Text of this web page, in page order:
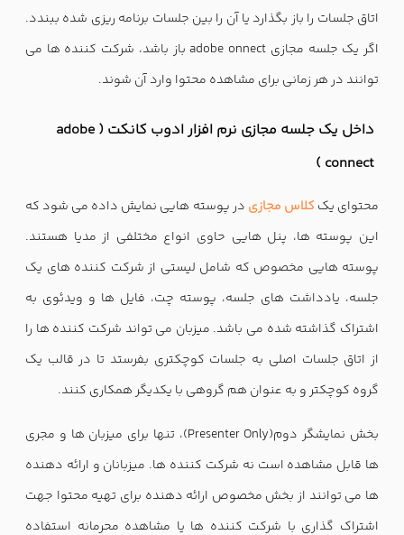
اتاق جلسات را باز بگذارد یا آن را بین جلسات برنامه ریزی شده ببندد.
اگر یک جلسه مجازی adobe onnect باز باشد، شرکت کننده ها می
توانند در هر زمانی برای مشاهده محتوا وارد آن شوند.
داخل یک جلسه مجازی نرم افزار ادوب کانکت ( adobe
connect )
محتوای یک کلاس مجازی در پوسته هایی نمایش داده می شود که
این پوسته ها، پنل هایی حاوی انواع مختلفی از مدیا هستند.
پوسته هایی مخصوص که شامل لیستی از شرکت کننده های یک
جلسه، یادداشت های جلسه، پوسته چت، فایل ها و ویدئوی به
اشتراک گذاشته شده می باشد. میزبان می تواند شرکت کننده ها را
از اتاق جلسات اصلی به جلسات کوچکتری بفرستد تا در قالب یک
گروه کوچکتر و به عنوان هم گروهی با یکدیگر همکاری کنند.
بخش نمایشگر دوم(Presenter Only)، تنها برای میزبان ها و مجری
ها قابل مشاهده است نه شرکت کننده ها. میزبانان و ارائه دهنده
ها می توانند از بخش مخصوص ارائه دهنده برای تهیه محتوا جهت
اشتراک گذاری با شرکت کننده ها یا مشاهده محرمانه استفاده